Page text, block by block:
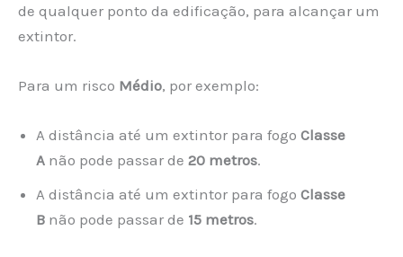
de qualquer ponto da edificação, para alcançar um
extintor.
Para um risco Médio, por exemplo:
A distância até um extintor para fogo Classe
A não pode passar de 20 metros.
A distância até um extintor para fogo Classe
B não pode passar de 15 metros.